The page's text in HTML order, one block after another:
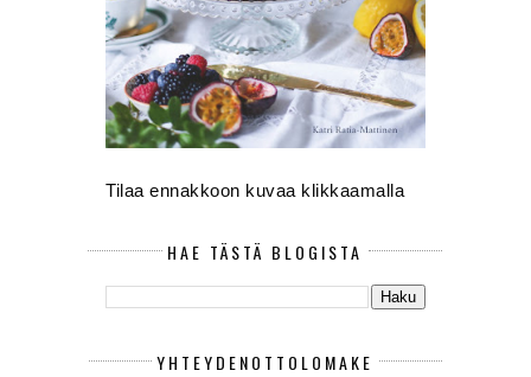
Tilaa ennakkoon kuvaa klikkaamalla
HAE TÄSTÄ BLOGISTA
YHTEYDENOTTOLOMAKE